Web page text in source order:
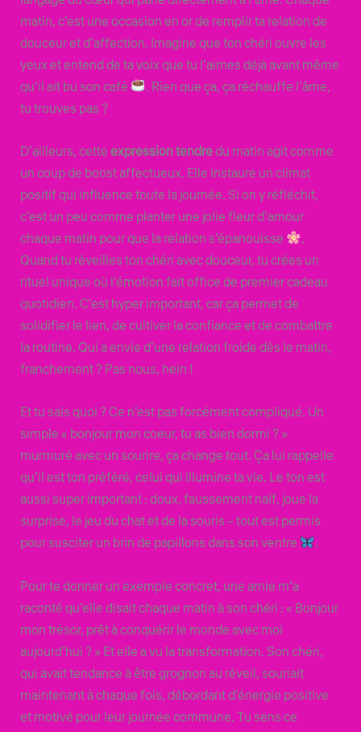
matin, c’est une occasion en or de remplir ta relation de
douceur et d’affection. Imagine que ton chéri ouvre les
yeux et entend de ta voix que tu l’aimes déjà avant même
qu’il ait bu son café
. Rien que ça, ça réchauffe l’âme,
tu trouves pas ?
D’ailleurs, cetteexpression tendredu matin agit comme
un coup de boost affectueux. Elle instaure un climat
positif qui influence toute la journée. Si on y réfléchit,
c’est un peu comme planter une jolie fleur d’amour
chaque matin pour que la relation s’épanouisse
.
Quand tu réveilles ton chéri avec douceur, tu crées un
rituel unique où l’émotion fait office de premier cadeau
quotidien. C’est hyper important, car ça permet de
solidifier le lien, de cultiver la confiance et de combattre
la routine. Qui a envie d’une relation froide dès le matin,
franchement ? Pas nous, hein !
Et tu sais quoi ? Ce n’est pas forcément compliqué. Un
simple « bonjour mon coeur, tu as bien dormi ? »
murmuré avec un sourire, ça change tout. Ça lui rappelle
qu’il est ton préféré, celui qui illumine ta vie. Le ton est
aussi super important : doux, faussement naïf, joue la
surprise, le jeu du chat et de la souris – tout est permis
pour susciter un brin de papillons dans son ventre
.
Pour te donner un exemple concret, une amie m’a
raconté qu’elle disait chaque matin à son chéri : « Bonjour
mon trésor, prêt à conquérir le monde avec moi
aujourd’hui ? » Et elle a vu la transformation. Son chéri,
qui avait tendance à être grognon au réveil, souriait
maintenant à chaque fois, débordant d’énergie positive
et motivé pour leur journée commune. Tu sens ce